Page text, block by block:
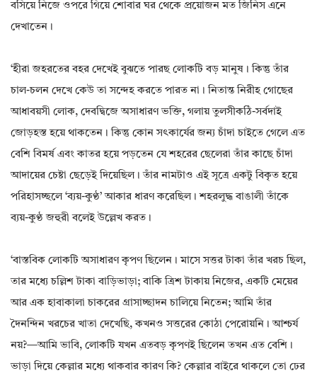
বসিয়ে নিজে ওপরে গিয়ে শোবার ঘর থেকে প্রয়োজন মত জিনিস এনে
দেখাতেন।
‘হীরা জহরতের বহর দেখেই বুঝতে পারছ লোকটি বড় মানুষ। কিন্তু তাঁর
চাল-চলন দেখে কেউ তা সন্দেহ করতে পারত না। নিতান্ত নিরীহ গোছের
আধাবয়সী লোক‌, দেবদ্বিজে অসাধারণ ভক্তি, গলায় তুলসীকঠি-সর্বদাই
জোড়হস্ত হয়ে থাকতেন। কিন্তু কোন সৎকার্যের জন্য চাঁদা চাইতে গেলে এত
বেশি বিমর্ষ এবং কাতর হয়ে পড়তেন যে শহরের ছেলেরা তাঁর কাছে চাঁদা
আদায়ের চেষ্টা ছেড়েই দিয়েছিল। তাঁর নামটাও এই সূত্রে একটু বিকৃত হয়ে
পরিহাসচ্ছলে ‘ব্যয়-কুণ্ঠ’ আকার ধারণ করেছিল। শহরলুদ্ধ বাঙালী তাঁকে
ব্যয়-কুণ্ঠ জহুরী বলেই উল্লেখ করত।
‘বাস্তবিক লোকটি অসাধারণ কৃপণ ছিলেন। মাসে সত্তর টাকা তাঁর খরচ ছিল‌,
তার মধ্যে চল্লিশ টাকা বাড়িভাড়া; বাকি ত্ৰিশ টাকায় নিজের‌, একটি মেয়ের
আর এক হাবাকালা চাকরের গ্ৰাসাচ্ছাদন চালিয়ে নিতেন; আমি তাঁর
দৈনন্দিন খরচের খাতা দেখেছি‌, কখনও সত্তরের কোঠা পেরোয়নি। আশ্চর্য
নয়?—আমি ভাবি‌, লোকটি যখন এতবড় কৃপণই ছিলেন তখন এত বেশি।
ভাড়া দিয়ে কেল্লার মধ্যে থাকবার কারণ কি? কেল্লার বাইরে থাকলে তো ঢের